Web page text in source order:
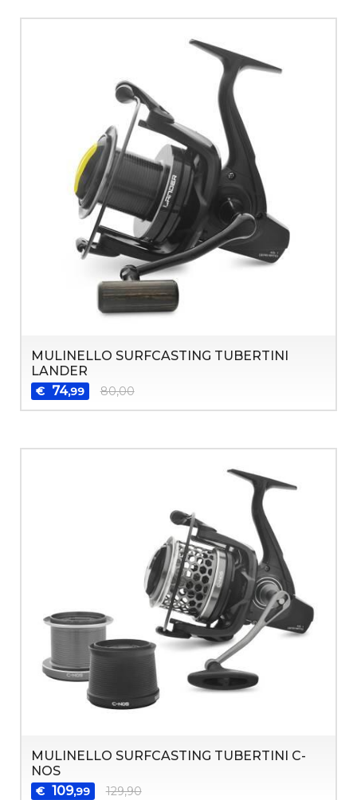
MULINELLO SURFCASTING TUBERTINI
LANDER
€ 74,99 80,00
MULINELLO SURFCASTING TUBERTINI C-
NOS
€ 109,99 129,90